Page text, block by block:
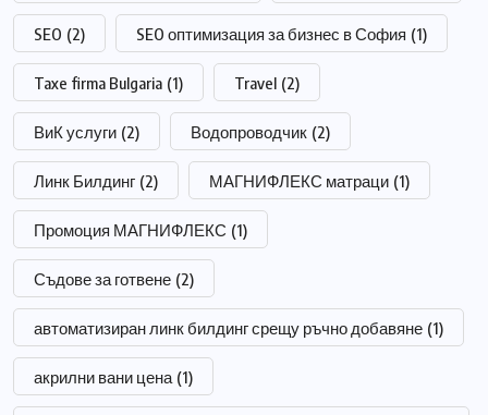
SEO (2) SEO оптимизация за бизнес в София (1)
Taxe firma Bulgaria (1) Travel (2)
ВиК услуги (2) Водопроводчик (2)
Линк Билдинг (2) МАГНИФЛЕКС матраци (1)
Промоция МАГНИФЛЕКС (1)
Съдове за готвене (2)
автоматизиран линк билдинг срещу ръчно добавяне (1)
акрилни вани цена (1)